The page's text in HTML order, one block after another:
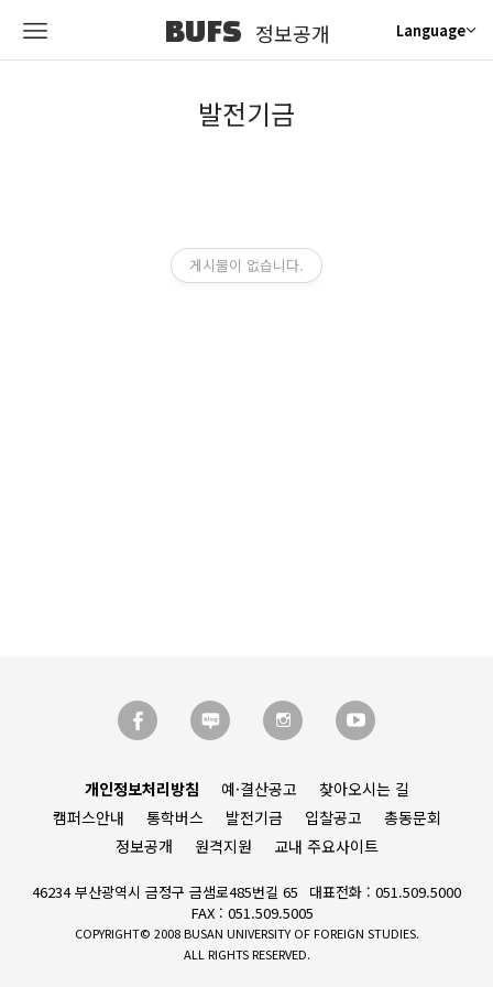
BUFS 정보공개 Language
발전기금
개인정보처리방침 예·결산공고
찾아오시는 길
캠퍼스안내
통학버스 발전기금 입찰공고
총동문회
정보공개
원격지원 교내 주요사이트
46234 부산광역시 금정구 금샘로485번길 65
대표전화 : 051.509.5000
FAX : 051.509.5005
COPYRIGHT© 2008 BUSAN UNIVERSITY OF FOREIGN STUDIES.
ALL RIGHTS RESERVED.